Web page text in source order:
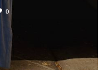
0